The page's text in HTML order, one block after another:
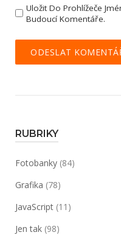
Uložit Do Prohlížeče
Budoucí Komentáře.
RUBRIKY
Fotobanky (84)
Grafika (78)
JavaScript (11)
Jen tak (98)